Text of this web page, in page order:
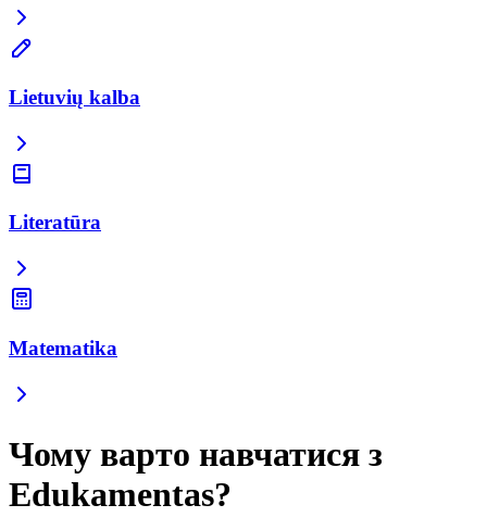
Lietuvių kalba
Literatūra
Matematika
Чому варто навчатися з
Edukamentas?